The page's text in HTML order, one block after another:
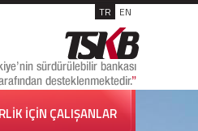
TR EN
İÇİN ÇALIŞANLAR